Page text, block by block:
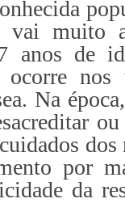
vai muito
anos de
nos
Na
por
da